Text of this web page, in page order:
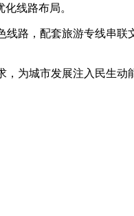
线路布局。
路，配套旅游专线串
为城市发展注入民生动